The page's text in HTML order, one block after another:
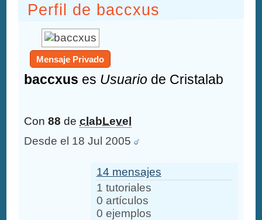
Perfil de baccxus
Mensaje Privado
baccxus es Usuario de Cristalab
Con88 declabLevel
Desde el 18 Jul 2005
14 mensajes
1 tutoriales
0 artículos
0 ejemplos